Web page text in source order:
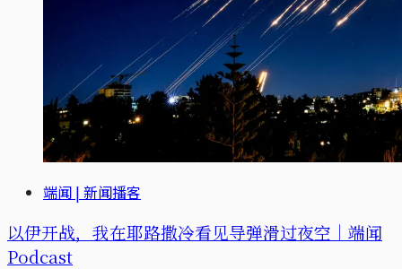
端闻 | 新闻播客
以伊开战，我在耶路撒冷看见导弹滑过夜空｜端闻
Podcast